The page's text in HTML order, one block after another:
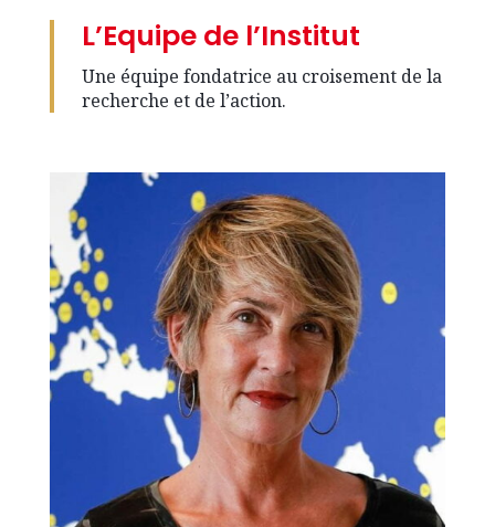
L’Equipe de l’Institut
Une équipe fondatrice au croisement de la
recherche et de l’action.